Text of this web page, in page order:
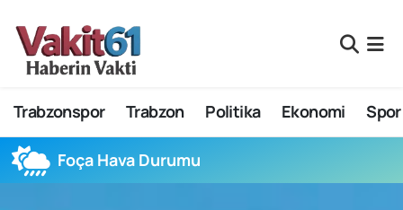
Trabzonspor Trabzon Politika Ekonomi Spor
Foça Hava Durumu
Nöbetçi Eczaneler
Hava Durumu
Namaz Vakitleri